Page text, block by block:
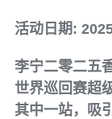
活动日期:
李宁二零二五
世界巡回赛超
其中一站，吸